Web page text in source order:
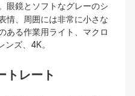
眼鏡とソフトなグレーのシ
情、周囲には非常に小さな
ある作業用ライト、マクロ
ズ、4K。
トレート